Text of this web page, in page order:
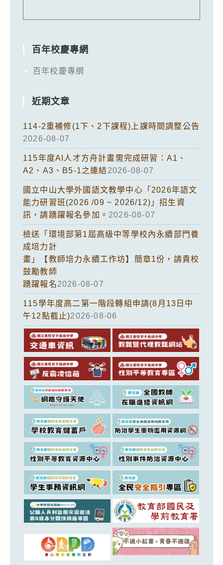
百年校慶專網
百年校慶專網
近期文章
114-2重補修(1下、2下課程)上課時間調整公告
2026-08-07
115年度AI人才方舟計畫需完成研習：A1、
A2、A3、B5-1之連結2026-08-07
國立中山大學外國語文教學中心「2026年語文
能力研習班(2026 /09 ~ 2026/12)」招生資
訊，請踴躍報名參加。 2026-08-07
檢送「環境部第1屆高級中等學校內永續部門養
成培力計
畫」【教師培力永續工作坊】簡章1份，請貴校
鼓勵教師
踴躍報名2026-08-07
115學年度高二第一階段轉組申請(8月13日中
午12點截止)2026-08-06